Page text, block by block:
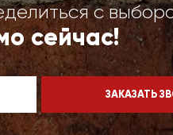
с
сейчас!